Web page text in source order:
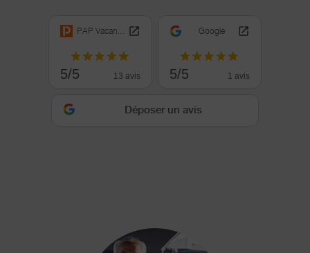
PAP Vacances
5/5 13 avis
Google
5/5 1 avis
Déposer un avis